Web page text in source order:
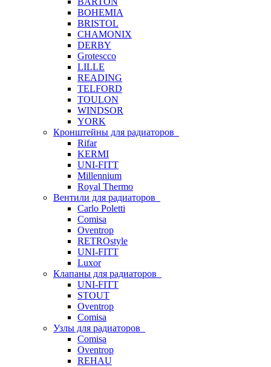
BOHEMIA
BRISTOL
CHAMONIX
DERBY
Grotescco
LILLE
READING
TELFORD
TOULON
WINDSOR
YORK
Кронштейны для радиаторов
Rifar
KERMI
UNI-FITT
Millennium
Royal Thermo
Вентили для радиаторов
Carlo Poletti
Comisa
Oventrop
RETROstyle
UNI-FITT
Luxor
Клапаны для радиаторов
UNI-FITT
STOUT
Oventrop
Comisa
Узлы для радиаторов
Comisa
Oventrop
REHAU